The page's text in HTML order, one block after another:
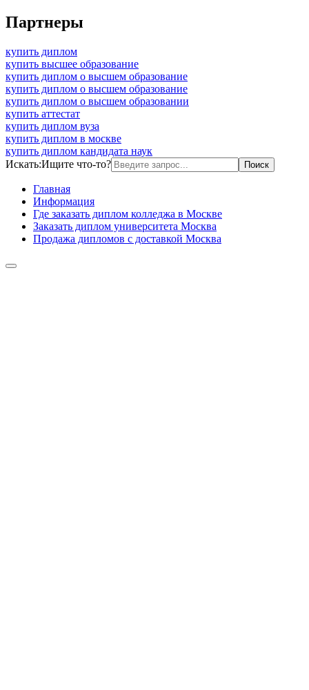
Партнеры
купить диплом
купить высшее образование
купить диплом о высшем образование
купить диплом о высшем образование
купить диплом о высшем образовании
купить аттестат
купить диплом вуза
купить диплом в москве
купить диплом кандидата наук
Искать:Ищите что-то?
Главная
Информация
Где заказать диплом колледжа в Москве
Заказать диплом университета Москва
Продажа дипломов с доставкой Москва